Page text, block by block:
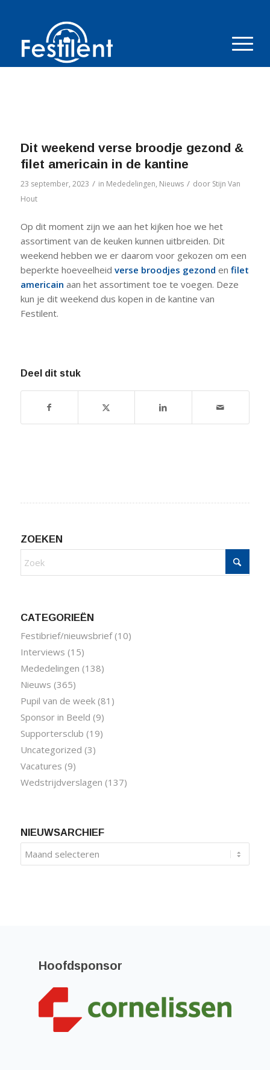
Dit weekend verse broodje gezond &
filet americain in de kantine
23 september, 2023 / in Mededelingen, Nieuws / door Stijn Van
Hout
Op dit moment zijn we aan het kijken hoe we het
assortiment van de keuken kunnen uitbreiden. Dit
weekend hebben we er daarom voor gekozen om een
beperkte hoeveelheid verse broodjes gezond en filet
americain aan het assortiment toe te voegen. Deze
kun je dit weekend dus kopen in de kantine van
Festilent.
Deel dit stuk
ZOEKEN
CATEGORIEËN
Festibrief/nieuwsbrief(10)
Interviews (15)
Mededelingen (138)
Nieuws (365)
Pupil van de week(81)
Sponsor in Beeld (9)
Supportersclub (19)
Uncategorized (3)
Vacatures (9)
Wedstrijdverslagen (137)
NIEUWSARCHIEF
Hoofdsponsor